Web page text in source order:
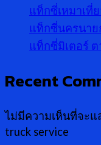
แท็กซี่เหมาเที่
แท็กซี่นครนาย
แท็กซี่มิเตอร์ ต
Recent
ไม่มีความเห็นที่จะแ
truck service